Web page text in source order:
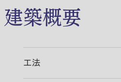
建築概要
工法